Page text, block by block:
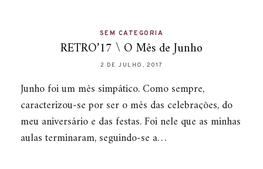
SEM CATEGORIA
RETRO’17 \ O Mês de Junho
2 DE JULHO, 2017
Junho foi um mês simpático. Como sempre,
caracterizou-se por ser o mês das celebrações, do
meu aniversário e das festas. Foi nele que as minhas
aulas terminaram, seguindo-se a…